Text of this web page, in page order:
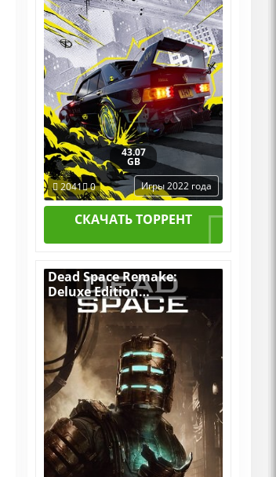
Portable + All DLCs
43.07
GB
2041 0 Игры 2022 года
СКАЧАТЬ ТОРРЕНТ
Dead Space Remake:
Deluxe Edition
v.1.1.14.17871 [RUS|ENG]
(2023) PC RePack by R.G.
Механики со Всеми
Дополнениями (ALL DLC)